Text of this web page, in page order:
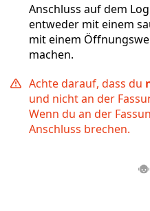
Anschluss auf dem
entweder mit einem
mit einem
machen.
Achte darauf, dass du
und nicht an der
Wenn du an der
Anschluss brechen.